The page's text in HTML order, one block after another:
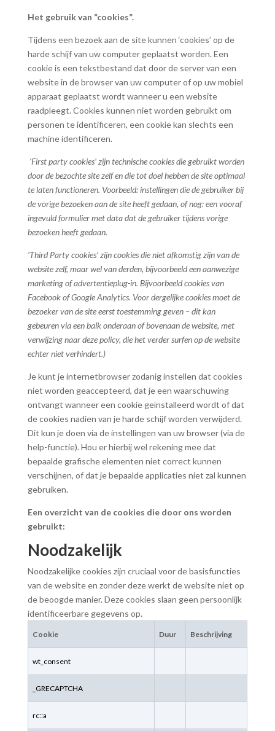
Het gebruik van “cookies”.
Tijdens een bezoek aan de site kunnen ‘cookies’ op de
harde schijf van uw computer geplaatst worden. Een
cookie is een tekstbestand dat door de server van een
website in de browser van uw computer of op uw mobiel
apparaat geplaatst wordt wanneer u een website
raadpleegt. Cookies kunnen niet worden gebruikt om
personen te identificeren, een cookie kan slechts een
machine identificeren.
‘First party cookies’ zijn technische cookies die gebruikt worden
door de bezochte site zelf en die tot doel hebben de site optimaal
te laten functioneren. Voorbeeld: instellingen die de gebruiker bij
de vorige bezoeken aan de site heeft gedaan, of nog: een vooraf
ingevuld formulier met data dat de gebruiker tijdens vorige
bezoeken heeft gedaan.
‘Third Party cookies’ zijn cookies die niet afkomstig zijn van de
website zelf, maar wel van derden, bijvoorbeeld een aanwezige
marketing of advertentieplug-in. Bijvoorbeeld cookies van
Facebook of Google Analytics. Voor dergelijke cookies moet de
bezoeker van de site eerst toestemming geven – dit kan
gebeuren via een balk onderaan of bovenaan de website, met
verwijzing naar deze policy, die het verder surfen op de website
echter niet verhindert.)
Je kunt je internetbrowser zodanig instellen dat cookies
niet worden geaccepteerd, dat je een waarschuwing
ontvangt wanneer een cookie geïnstalleerd wordt of dat
de cookies nadien van je harde schijf worden verwijderd.
Dit kun je doen via de instellingen van uw browser (via de
help-functie). Hou er hierbij wel rekening mee dat
bepaalde grafische elementen niet correct kunnen
verschijnen, of dat je bepaalde applicaties niet zal kunnen
gebruiken.
Een overzicht van de cookies die door ons worden
gebruikt:
Noodzakelijk
Noodzakelijke cookies zijn cruciaal voor de basisfuncties
van de website en zonder deze werkt de website niet op
de beoogde manier. Deze cookies slaan geen persoonlijk
identificeerbare gegevens op.
Cookie Duur Beschrijving
wt_consent
_GRECAPTCHA
rc::a